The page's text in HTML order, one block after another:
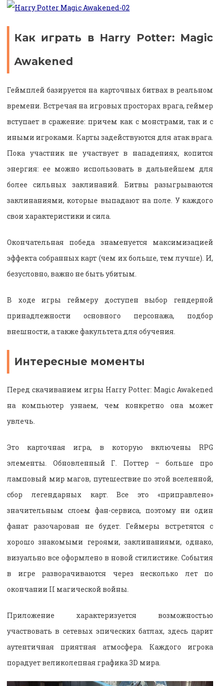
Как играть в Harry Potter: Magic
Awakened
Геймплей базируется на карточных битвах в реальном
времени. Встречая на игровых просторах врага, геймер
вступает в сражение: причем как с монстрами, так и с
иными игроками. Карты задействуются для атак врага.
Пока участник не участвует в нападениях, копится
энергия: ее можно использовать в дальнейшем для
более сильных заклинаний. Битвы разыгрываются
заклинаниями, которые выпадают на поле. У каждого
свои характеристики и сила.
Окончательная победа знаменуется максимизацией
эффекта собранных карт (чем их больше, тем лучше). И,
безусловно, важно не быть убитым.
В ходе игры геймеру доступен выбор гендерной
принадлежности основного персонажа, подбор
внешности, а также факультета для обучения.
Интересные моменты
Перед скачиванием игры Harry Potter: Magic Awakened
на компьютер узнаем, чем конкретно она может
увлечь.
Это карточная игра, в которую включены RPG
элементы. Обновленный Г. Поттер – больше про
ламповый мир магов, путешествие по этой вселенной,
сбор легендарных карт. Все это «приправлено»
значительным слоем фан-сервиса, поэтому ни один
фанат разочарован не будет. Геймеры встретятся с
хорошо знакомыми героями, заклинаниями, однако,
визуально все оформлено в новой стилистике. События
в игре разворачиваются через несколько лет по
окончании II магической войны.
Приложение характеризуется возможностью
участвовать в сетевых эпических батлах, здесь царит
аутентичная приятная атмосфера. Каждого игрока
порадует великолепная графика 3D мира.